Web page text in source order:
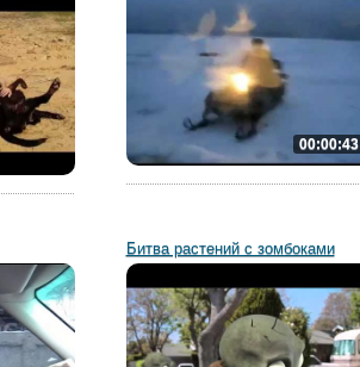
00:00:43
Битва растений с зомбоками